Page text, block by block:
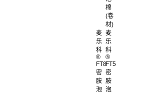
棉
(卷
材)
麦
乐
科
®
FT8
密
胺
泡
麦
乐
科
®
FT5
密
胺
泡